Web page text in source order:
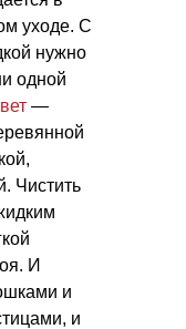
уходе. С
нужно
одной
—
Чистить
И
и
и